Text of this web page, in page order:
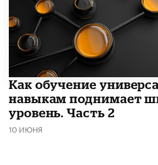
​Как обучение
навыкам поднимает
уровень. Часть 2
10 ИЮНЯ